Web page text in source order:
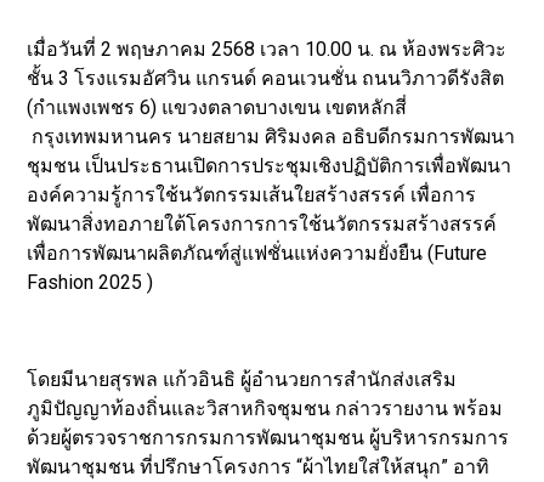
เมื่อวันที่ 2 พฤษภาคม 2568 เวลา 10.00 น. ณ ห้องพระศิวะ
ชั้น 3 โรงแรมอัศวิน แกรนด์ คอนเวนชั่น ถนนวิภาวดีรังสิต
(กำแพงเพชร 6) แขวงตลาดบางเขน เขตหลักสี่
กรุงเทพมหานคร นายสยาม ศิริมงคล อธิบดีกรมการพัฒนา
ชุมชน เป็นประธานเปิดการประชุมเชิงปฏิบัติการเพื่อพัฒนา
องค์ความรู้การใช้นวัตกรรมเส้นใยสร้างสรรค์ เพื่อการ
พัฒนาสิ่งทอภายใต้โครงการการใช้นวัตกรรมสร้างสรรค์
เพื่อการพัฒนาผลิตภัณฑ์สู่แฟชั่นแห่งความยั่งยืน (Future
Fashion 2025 )
โดยมีนายสุรพล แก้วอินธิ ผู้อำนวยการสำนักส่งเสริม
ภูมิปัญญาท้องถิ่นและวิสาหกิจชุมชน กล่าวรายงาน พร้อม
ด้วยผู้ตรวจราชการกรมการพัฒนาชุมชน ผู้บริหารกรมการ
พัฒนาชุมชน ที่ปรึกษาโครงการ “ผ้าไทยใส่ให้สนุก” อาทิ